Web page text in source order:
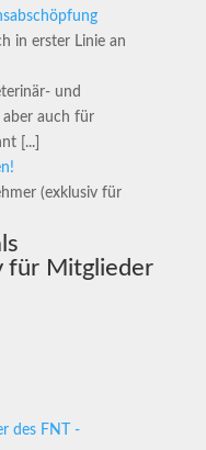
in erster Linie an
und
aber auch für
[...]
für Mitglieder
des FNT -